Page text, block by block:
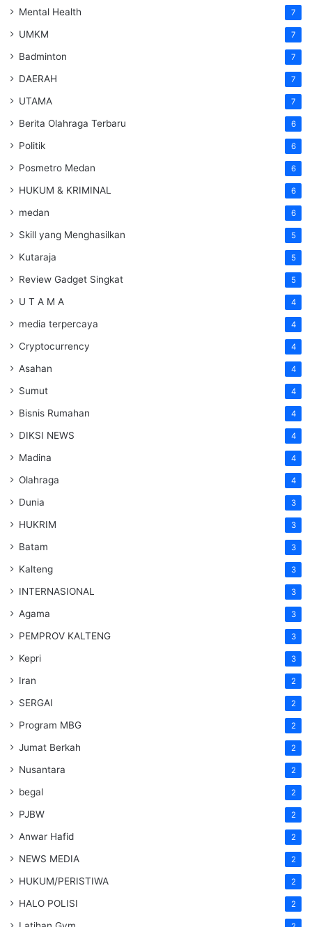
Mental Health 7
UMKM 7
Badminton 7
DAERAH 7
UTAMA 7
Berita Olahraga Terbaru 6
Politik 6
Posmetro Medan 6
HUKUM & KRIMINAL 6
medan 6
Skill yang Menghasilkan 5
Kutaraja 5
Review Gadget Singkat 5
U T A M A 4
media terpercaya 4
Cryptocurrency 4
Asahan 4
Sumut 4
Bisnis Rumahan 4
DIKSI NEWS 4
Madina 4
Olahraga 4
Dunia 3
HUKRIM 3
Batam 3
Kalteng 3
INTERNASIONAL 3
Agama 3
PEMPROV KALTENG 3
Kepri 3
Iran 2
SERGAI 2
Program MBG 2
Jumat Berkah 2
Nusantara 2
begal 2
PJBW 2
Anwar Hafid 2
NEWS MEDIA 2
HUKUM/PERISTIWA 2
HALO POLISI 2